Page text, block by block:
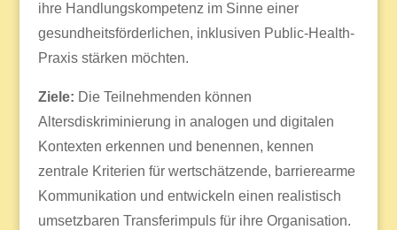
ihre Handlungskompetenz im Sinne einer
gesundheitsförderlichen, inklusiven Public-Health-
Praxis stärken möchten.
Ziele: Die Teilnehmenden können
Altersdiskriminierung in analogen und digitalen
Kontexten erkennen und benennen, kennen
zentrale Kriterien für wertschätzende, barrierearme
Kommunikation und entwickeln einen realistisch
umsetzbaren Transferimpuls für ihre Organisation.